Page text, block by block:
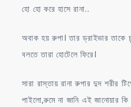
হো হো করে হাসে রানা..
অবাক হয় রুপা। তার ড্রাইভার
বলতে তারা হোটেলে ফিরে।
সারা রাস্তায় রানা রুপার দুদ শরীর
পাইলো,রুমে না জানি এই জানোয়ার